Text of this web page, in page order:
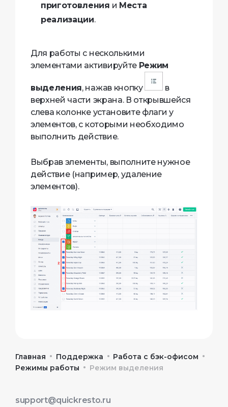
приготовления и Места
реализации.
Для работы с несколькими
элементами активируйте Режим
выделения, нажав кнопку
в
верхней части экрана. В открывшейся
слева колонке установите флаги у
элементов, с которыми необходимо
выполнить действие.
Выбрав элементы, выполните нужное
действие (например, удаление
элементов).
Главная • Поддержка • Работа с бэк-офисом •
Режимы работы • Режим выделения
support@quickresto.ru